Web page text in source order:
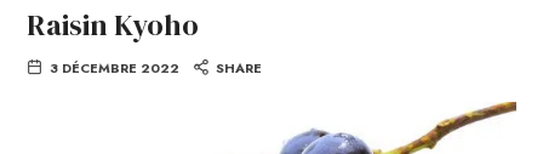
Raisin Kyoho
3 DÉCEMBRE 2022 SHARE